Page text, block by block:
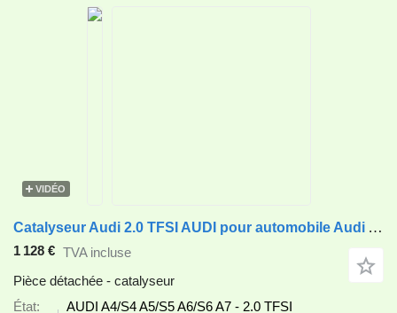
VIDÉO
Catalyseur Audi 2.0 TFSI AUDI pour automobile Audi A4/S4 A5/S5 A6/S6 A7
1 128 € TVA incluse
Pièce détachée - catalyseur
État
AUDI A4/S4 A5/S5 A6/S6 A7 - 2.0 TFSI